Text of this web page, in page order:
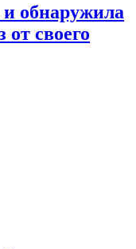
обнаружила
своего